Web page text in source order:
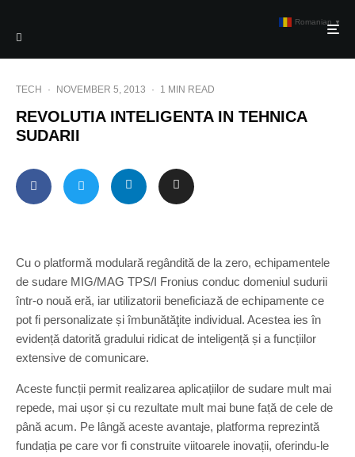
TECH · NOVEMBER 5, 2013 · 1 MIN READ
REVOLUTIA INTELIGENTA IN TEHNICA
SUDARII
Cu o platformă modulară regândită de la zero, echipamentele
de sudare MIG/MAG TPS/I Fronius conduc domeniul sudurii
într-o nouă eră, iar utilizatorii beneficiază de echipamente ce
pot fi personalizate și îmbunătăţite individual. Acestea ies în
evidență datorită gradului ridicat de inteligență și a funcțiilor
extensive de comunicare.
Aceste funcții permit realizarea aplicațiilor de sudare mult mai
repede, mai ușor și cu rezultate mult mai bune față de cele de
până acum. Pe lângă aceste avantaje, platforma reprezintă
fundația pe care vor fi construite viitoarele inovații, oferindu-le
Romanian ▼